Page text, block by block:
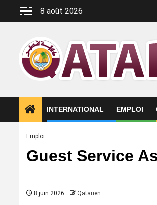
8 août 2026
INTERNATIONAL EMPLOI
Emploi
Guest Service
8 juin 2026 Qatarien